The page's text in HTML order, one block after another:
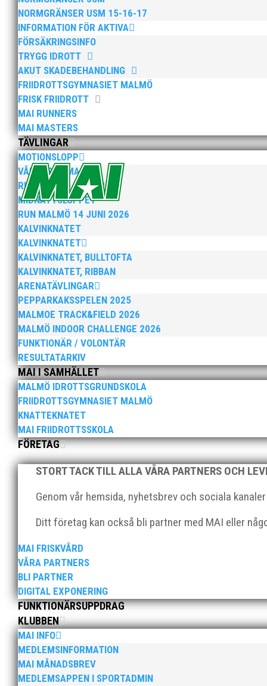
NORMGRÄNSER USM 15-16-17
INFORMATION FÖR AKTIVA
FÖRSÄKRINGSINFO
TRYGG IDROTT
AKUT SKADEBEHANDLING
FRIIDROTTSGYMNASIET MALMÖ
FRISK FRIIDROTT
MAI RUNNERS
MAI MASTERS
TÄVLINGAR
MOTIONSLOPP
VÅRRUSET MALMÖ
RUN MALMÖ 10K & 21K
MIDNATTSLOPPET
RUN MALMÖ 14 JUNI 2026
KALVINKNATET
KALVINKNATET
KALVINKNATET, BULLTOFTA
KALVINKNATET, RIBBAN
ARENATÄVLINGAR
PEPPARKAKSSPELEN 2025
MALMOE TRACK&FIELD 2026
MALMÖ INDOOR CHALLENGE 2026
FUNKTIONÄR / VOLONTÄR
RESULTATARKIV
MAI I SAMHÄLLET
MALMÖ IDROTTSGRUNDSKOLA
FRIIDROTTSGYMNASIET MALMÖ
KNATTEKNATET
MAI FRIIDROTTSSKOLA
FÖRETAG
STORT TACK TILL ALLA VÅRA PARTNERS OCH
Genom vår hemsida, nyhetsbrev och sociala
Ditt företag kan också bli partner med MAI eller
MAI FRISKVÅRD
VÅRA PARTNERS
BLI PARTNER
DIGITAL EXPONERING
FUNKTIONÄRSUPPDRAG
KLUBBEN
MAI INFO
MEDLEMSINFORMATION
MAI MÅNADSBREV
MEDLEMSAPPEN I SPORTADMIN
8:a Caleb Conable 60m P16 , 7,38(
Grattis från oss stolta ledare
Bilder från Stafett-SM 2026. Foto: Thomas
Anders Hallström, 55, blir ny klubbchef i MAI. Han
hockeyn i Trelleborg och fotbollen i Höllviken
Efter att årsmötet avslutats följde en kväll med
möjliggjorde och generöst finansierade denna del
2025 innebar något av ett internationellt genombrott
elva på VM ute i somras. Och en stark tro på